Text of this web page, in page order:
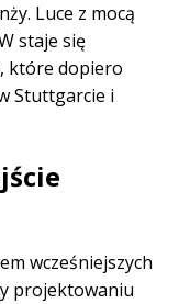
Luce z mocą
staje się
które dopiero
Stuttgarcie i
wcześniejszych
projektowaniu